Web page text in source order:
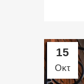
15
Οκτ